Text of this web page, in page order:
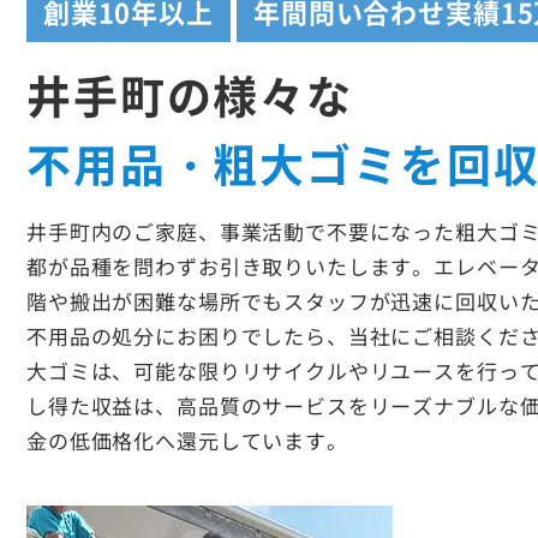
創業10年以上 年間問い合わせ実績
井手町の様々な
不用品・粗大ゴミを回
井手町内のご家庭、事業活動で不要になった粗大ゴ
都が品種を問わずお引き取りいたします。エレベー
階や搬出が困難な場所でもスタッフが迅速に回収い
不用品の処分にお困りでしたら、当社にご相談くだ
大ゴミは、可能な限りリサイクルやリユースを行っ
し得た収益は、高品質のサービスをリーズナブルな
金の低価格化へ還元しています。